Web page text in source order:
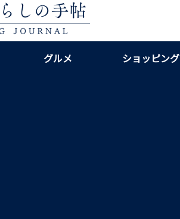
グルメ ショッピング